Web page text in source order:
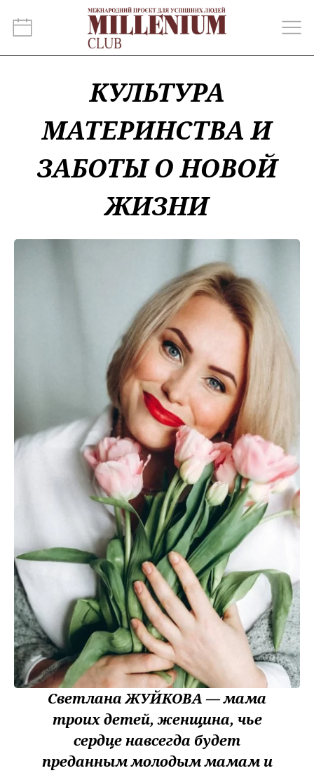
КУЛЬТУРА
МАТЕРИНСТВА И
ЗАБОТЫ О НОВОЙ
ЖИЗНИ
Светлана ЖУЙКОВА — мама
троих детей, женщина, чье
сердце навсегда будет
преданным молодым мамам и